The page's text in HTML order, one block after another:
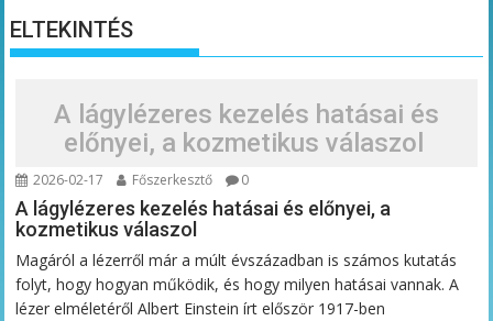
ELTEKINTÉS
A lágylézeres kezelés hatásai és
előnyei, a kozmetikus válaszol
2026-02-17 Főszerkesztő 0
A lágylézeres kezelés hatásai és előnyei, a
kozmetikus válaszol
Magáról a lézerről már a múlt évszázadban is számos kutatás
folyt, hogy hogyan működik, és hogy milyen hatásai vannak. A
lézer elméletéről Albert Einstein írt először 1917-ben